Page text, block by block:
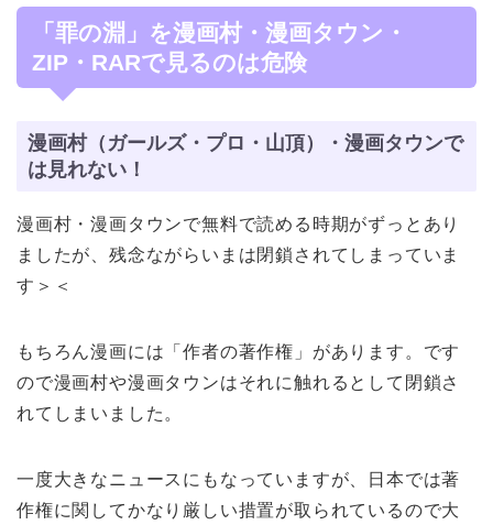
「罪の淵」を漫画村・漫画タウン・
ZIP・RARで見るのは危険
漫画村（ガールズ・プロ・山頂）・漫画タウンで
は見れない！
漫画村・漫画タウンで無料で読める時期がずっとあり
ましたが、残念ながらいまは閉鎖されてしまっていま
す＞＜
もちろん漫画には「作者の著作権」があります。です
ので漫画村や漫画タウンはそれに触れるとして閉鎖さ
れてしまいました。
一度大きなニュースにもなっていますが、日本では著
作権に関してかなり厳しい措置が取られているので大